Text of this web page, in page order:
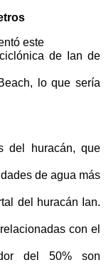
este
de Ian de
lo que sería
del huracán, que
de agua más
del huracán Ian.
con el
del 50% son